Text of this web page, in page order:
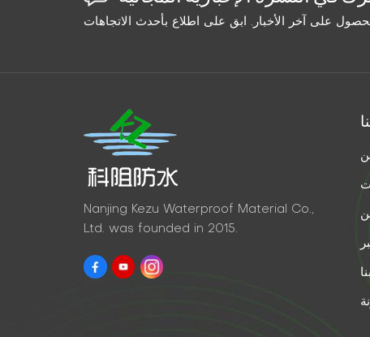
Nanjing Kezu Waterproof Material Co.,
Ltd. was founded in 2015.